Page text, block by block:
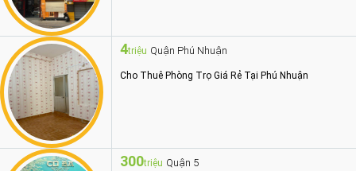
4triệu Quận Phú Nhuận
Cho Thuê Phòng Trọ Giá Rẻ Tại Phú Nhuận
300triệu Quận 5